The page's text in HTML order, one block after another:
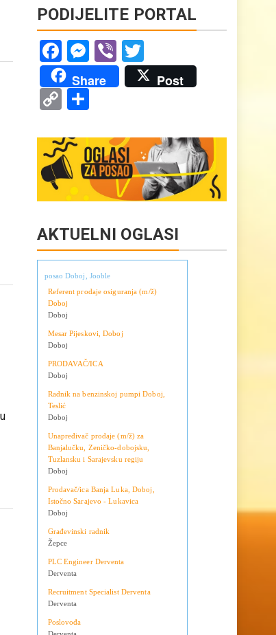
PODIJELITE PORTAL
Facebook
Messenger
ViberTwitter
Share
Link
AKTUELNI OGLASI
posao Doboj, Jooble
Referent prodaje osiguranja (m/ž)
Doboj
Doboj
Mesar Pijeskovi, Doboj
Doboj
PRODAVAČ/ICA
Doboj
Radnik na benzinskoj pumpi Doboj,
Teslić
Doboj
Unapređivač prodaje (m/ž) za
Banjalučku, Zeničko-dobojsku,
Tuzlansku i Sarajevsku regiju
Doboj
Prodavač/ica Banja Luka, Doboj,
Istočno Sarajevo - Lukavica
Doboj
Građevinski radnik
Žepce
PLC Engineer Derventa
Derventa
Recruitment Specialist Derventa
Derventa